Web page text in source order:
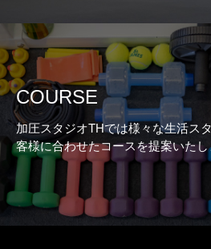
COURSE
加圧スタジオTHでは様々な生活ス
客様に合わせたコースを提案いた